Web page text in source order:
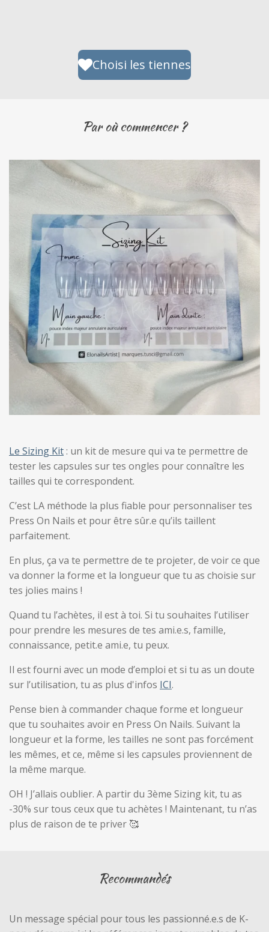
Choisi les tiennes
Par où commencer ?
Le Sizing Kit: un kit de mesure qui va te permettre de
tester les capsules sur tes ongles pour connaître les
tailles qui te correspondent.
C’est LA méthode la plus fiable pour personnaliser tes
Press On Nails et pour être sûr.e qu’ils taillent
parfaitement.
En plus, ça va te permettre de te projeter, de voir ce que
va donner la forme et la longueur que tu as choisie sur
tes jolies mains !
Quand tu l’achètes, il est à toi. Si tu souhaites l’utiliser
pour prendre les mesures de tes ami.e.s, famille,
connaissance, petit.e ami.e, tu peux.
Il est fourni avec un mode d’emploi et si tu as un doute
sur l’utilisation, tu as plus d'infos ICI.
Pense bien à commander chaque forme et longueur
que tu souhaites avoir en Press On Nails. Suivant la
longueur et la forme, les tailles ne sont pas forcément
les mêmes, et ce, même si les capsules proviennent de
la même marque.
OH ! J’allais oublier. A partir du 3ème Sizing kit, tu as
-30% sur tous ceux que tu achètes ! Maintenant, tu n’as
plus de raison de te priver 🥰
Recommandés
Un message spécial pour tous les passionné.e.s de K-